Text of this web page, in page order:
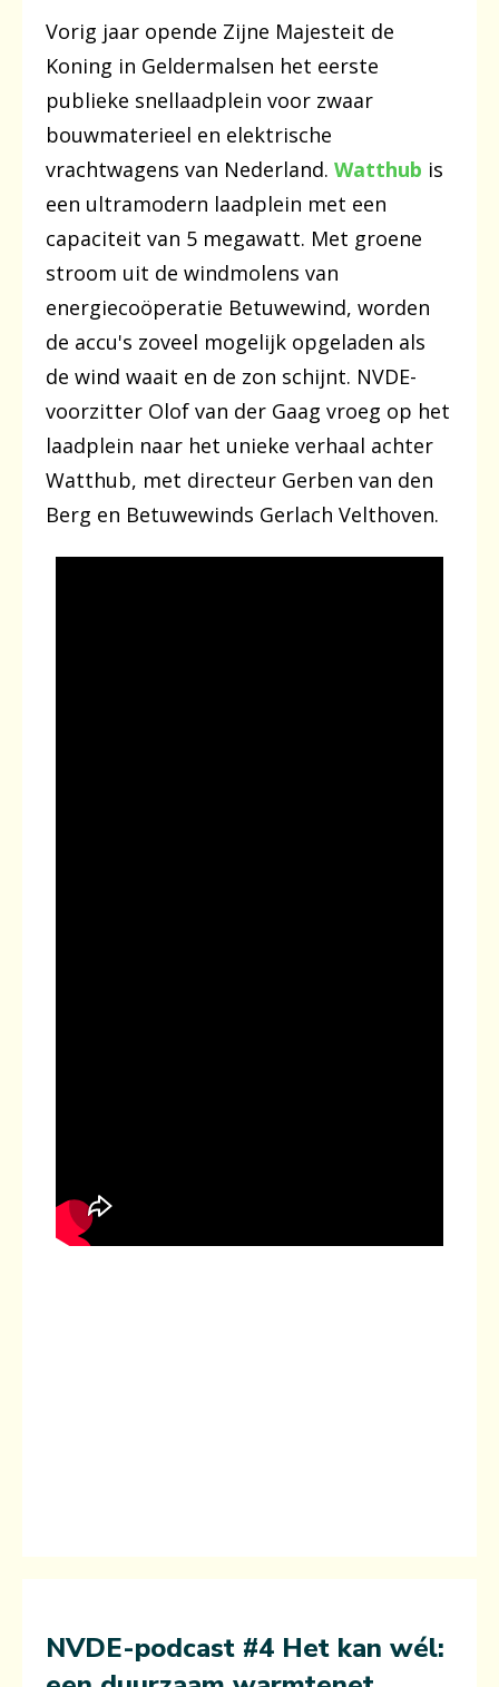
Vorig jaar opende Zijne Majesteit de
Koning in Geldermalsen het eerste
publieke snellaadplein voor zwaar
bouwmaterieel en elektrische
vrachtwagens van Nederland. Watthub is
een ultramodern laadplein met een
capaciteit van 5 megawatt. Met groene
stroom uit de windmolens van
energiecoöperatie Betuwewind, worden
de accu's zoveel mogelijk opgeladen als
de wind waait en de zon schijnt. NVDE-
voorzitter Olof van der Gaag vroeg op het
laadplein naar het unieke verhaal achter
Watthub, met directeur Gerben van den
Berg en Betuwewinds Gerlach Velthoven.
NVDE-podcast #4 Het kan wél: